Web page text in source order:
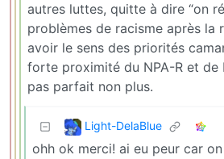
autres luttes, quitte à dire “on
problèmes de racisme après la
avoir le sens des priorités
forte proximité du NPA-R et de
pas parfait non plus.
Light-DelaBlue
ohh ok merci! ai eu peur car